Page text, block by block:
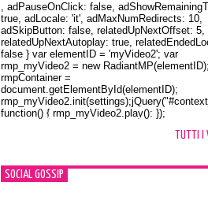
Orlando Bloom e la t-shirt dedicata a Flynn
, adPauseOnClick: false,
true, adLocale: 'it', adMaxNumRedirects: 10,
adSkipButton: false, relatedUpNextOffset: 5,
relatedUpNextAutoplay: true,
false } var elementID = 'myVideo2'; var
rmp_myVideo2 = new
rmpContainer =
document.getElementById(elementID);
function() { rmp_myVideo2.play(); });
TUTTI I
SOCIAL GOSSIP